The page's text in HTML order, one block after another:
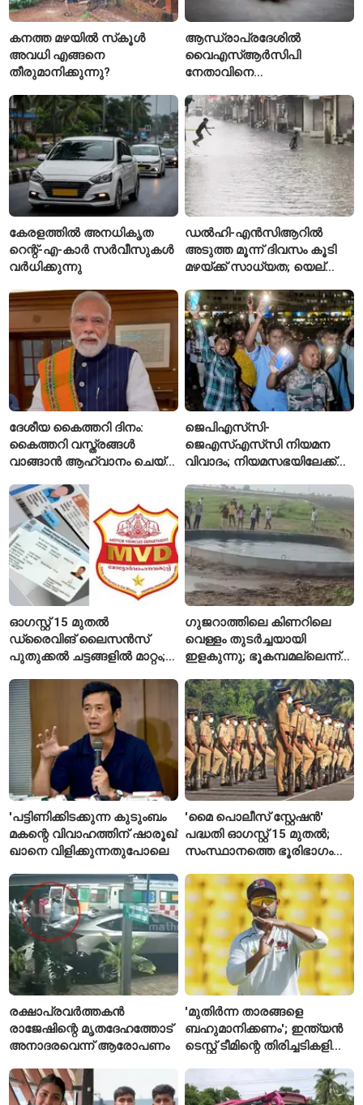
കനത്ത മഴയിൽ സ്‌കൂൾ
അവധി എങ്ങനെ
തീരുമാനിക്കുന്നു?
ആന്ധ്രാപ്രദേശിൽ
വൈഎസ്ആർസിപി
നേതാവിനെ
അന്വേഷണം ആരംഭിച്ച്
പൊലീസ്
കേരളത്തിൽ അനധികൃത
റെന്റ്-എ-കാർ സർവീസുകൾ
വർധിക്കുന്നു
ഡൽഹി-എൻസിആറിൽ
അടുത്ത മൂന്ന് ദിവസം കൂടി
മഴയ്ക്ക് സാധ്യത; യെല്ലോ
ഐഎംഡി
ദേശീയ കൈത്തറി ദിനം:
കൈത്തറി വസ്ത്രങ്ങൾ
വാങ്ങാൻ ആഹ്വാനം ചെയ്ത്
ജെപിഎസ്‌സി-
ജെഎസ്എസ്‌സി നിയമന
വിവാദം; നിയമസഭയിലേക്ക്
ഓഗസ്റ്റ് 15 മുതൽ
ഡ്രൈവിങ് ലൈസൻസ്
പുതുക്കൽ ചട്ടങ്ങളിൽ മാറ്റം;
അറിയേണ്ട രണ്ട് പ്രധാന
കാര്യങ്ങൾ
ഗുജറാത്തിലെ കിണറിലെ
വെള്ളം തുടർച്ചയായി
ഇളകുന്നു; ഭൂകമ്പമല്ലെന്ന്
'പട്ടിണിക്കിടക്കുന്ന കുടുംബം
മകന്റെ വിവാഹത്തിന് ഷാരൂഖ്
ഖാനെ വിളിക്കുന്നതുപോലെ
'മൈ പൊലീസ് സ്റ്റേഷൻ'
പദ്ധതി ഓഗസ്റ്റ് 15 മുതൽ;
സംസ്ഥാനത്തെ ഭൂരിഭാഗം
എസ്‌ഐമാർക്ക്
രക്ഷാപ്രവർത്തകൻ
രാജേഷിന്റെ മൃതദേഹത്തോട്
അനാദരവെന്ന് ആരോപണം
'മുതിർന്ന താരങ്ങളെ
ബഹുമാനിക്കണം'; ഇന്ത്യൻ
ടെസ്റ്റ് ടീമിന്റെ തിരിച്ചടികളിൽ
രഹാനെ